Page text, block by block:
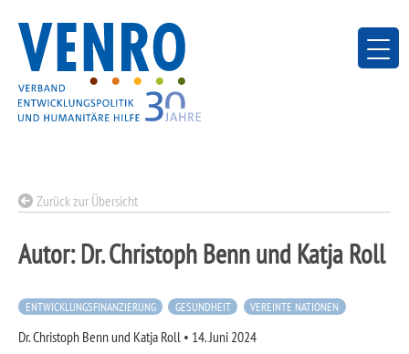
content
Zurück zur Übersicht
Autor:Dr. Christoph Benn und Katja Roll
ENTWICKLUNGSFINANZIERUNG GESUNDHEIT VEREINTE NATIONEN
Dr. Christoph Benn und Katja Roll • 14. Juni 2024